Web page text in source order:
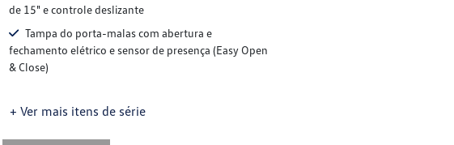
de 15" e controle deslizante
Tampa do porta-malas com abertura e
fechamento elétrico e sensor de presença (Easy Open
& Close)
+ Ver mais itens de série